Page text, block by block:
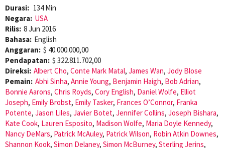
Durasi: 134 Min
Negara: USA
Rilis: 8 Jun 2016
Bahasa: English
Anggaran: $ 40.000.000,00
Pendapatan: $ 322.811.702,00
Direksi: Albert Cho, Conte Mark Matal, James Wan, Jody Blose
Pemain: Abhi Sinha, Annie Young, Benjamin Haigh, Bob Adrian,
Bonnie Aarons, Chris Royds, Cory English, Daniel Wolfe, Elliot
Joseph, Emily Brobst, Emily Tasker, Frances O’Connor, Franka
Potente, Jason Liles, Javier Botet, Jennifer Collins, Joseph Bishara,
Kate Cook, Lauren Esposito, Madison Wolfe, Maria Doyle Kennedy,
Nancy DeMars, Patrick McAuley, Patrick Wilson, Robin Atkin Downes,
Shannon Kook, Simon Delaney, Simon McBurney, Sterling Jerins,